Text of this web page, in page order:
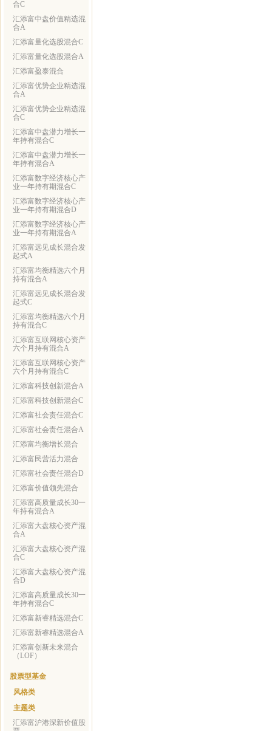
合C
汇添富中盘价值精选混
合A
汇添富量化选股混合C
汇添富量化选股混合A
汇添富盈泰混合
汇添富优势企业精选混
合A
汇添富优势企业精选混
合C
汇添富中盘潜力增长一
年持有混合C
汇添富中盘潜力增长一
年持有混合A
汇添富数字经济核心产
业一年持有期混合C
汇添富数字经济核心产
业一年持有期混合D
汇添富数字经济核心产
业一年持有期混合A
汇添富远见成长混合发
起式A
汇添富均衡精选六个月
持有混合A
汇添富远见成长混合发
起式C
汇添富均衡精选六个月
持有混合C
汇添富互联网核心资产
六个月持有混合A
汇添富互联网核心资产
六个月持有混合C
汇添富科技创新混合A
汇添富科技创新混合C
汇添富社会责任混合C
汇添富社会责任混合A
汇添富均衡增长混合
汇添富民营活力混合
汇添富社会责任混合D
汇添富价值领先混合
汇添富高质量成长30一
年持有混合A
汇添富大盘核心资产混
合A
汇添富大盘核心资产混
合C
汇添富大盘核心资产混
合D
汇添富高质量成长30一
年持有混合C
汇添富新睿精选混合C
汇添富新睿精选混合A
汇添富创新未来混合
（LOF）
股票型基金
风格类
主题类
汇添富沪港深新价值股